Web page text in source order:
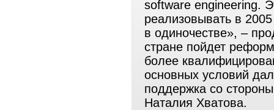
software engineering.
реализовывать в
в одиночестве», –
стране пойдет
более
основных условий
поддержка со
Наталия Хватова.